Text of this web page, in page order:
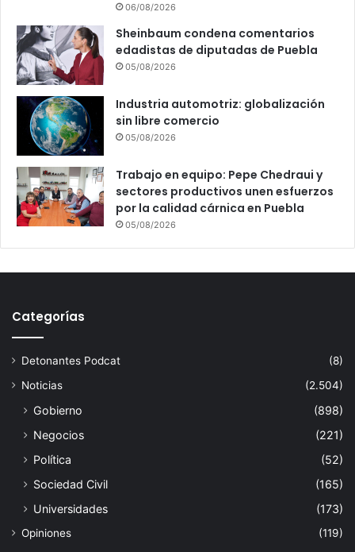
06/08/2026
Sheinbaum condena comentarios
edadistas de diputadas de Puebla
05/08/2026
Industria automotriz: globalización
sin libre comercio
05/08/2026
Trabajo en equipo: Pepe Chedraui y
sectores productivos unen esfuerzos
por la calidad cárnica en Puebla
05/08/2026
Categorías
Detonantes Podcat
(8)
Noticias
(2.504)
Gobierno
(898)
Negocios
(221)
Política
(52)
Sociedad Civil
(165)
Universidades
(173)
Opiniones (119)